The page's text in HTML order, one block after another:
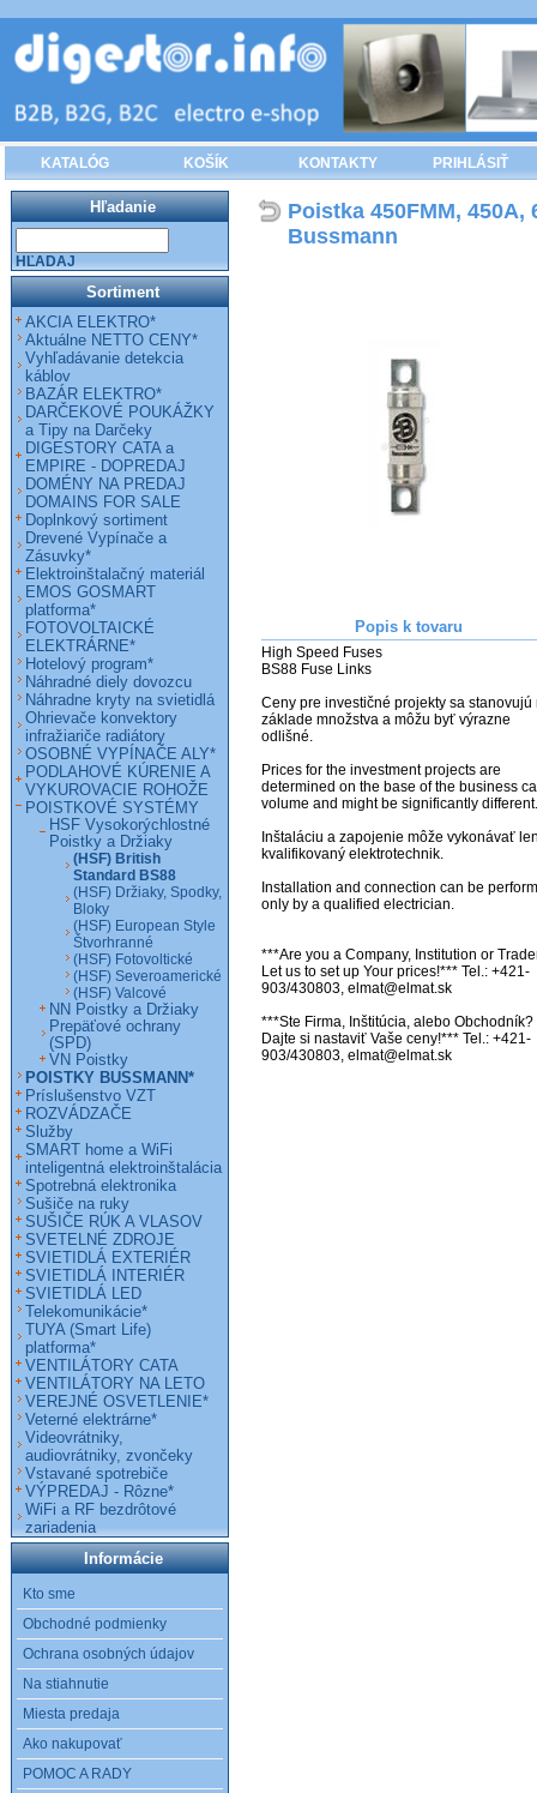
KATALÓG KOŠÍK KONTAKTY PRIHLÁSIŤ
Poistka 450FMM, 450A,
Bussmann
Popis k tovaru
High Speed Fuses
BS88 Fuse Links
Ceny pre investičné projekty sa stanovujú
základe množstva a môžu byť výrazne
odlišné.
Prices for the investment projects are
determined on the base of the business
volume and might be significantly
Inštaláciu a zapojenie môže vykonávať
kvalifikovaný elektrotechnik.
Installation and connection can be
only by a qualified electrician.
***Are you a Company, Institution or
Let us to set up Your prices!*** Tel.: +421-
903/430803, elmat@elmat.sk
***Ste Firma, Inštitúcia, alebo Obchodník?
Dajte si nastaviť Vaše ceny!*** Tel.: +421-
Hľadanie
HĽADAJ
Sortiment
AKCIA ELEKTRO*
Aktuálne NETTO CENY*
Vyhľadávanie detekcia
káblov
BAZÁR ELEKTRO*
DARČEKOVÉ POUKÁŽKY
a Tipy na Darčeky
DIGESTORY CATA a
EMPIRE - DOPREDAJ
DOMÉNY NA PREDAJ
DOMAINS FOR SALE
Doplnkový sortiment
Drevené Vypínače a
Zásuvky*
Elektroinštalačný materiál
EMOS GOSMART
platforma*
FOTOVOLTAICKÉ
ELEKTRÁRNE*
Hotelový program*
Náhradné diely dovozcu
Náhradne kryty na svietidlá
Ohrievače konvektory
infražiariče radiátory
OSOBNÉ VYPÍNAČE ALY*
PODLAHOVÉ KÚRENIE A
VYKUROVACIE ROHOŽE
POISTKOVÉ SYSTÉMY
HSF Vysokorýchlostné
Poistky a Držiaky
(HSF) British
Standard BS88
(HSF) Držiaky, Spodky,
Bloky
(HSF) European Style
Štvorhranné
(HSF) Fotovoltické
(HSF) Severoamerické
(HSF) Valcové
NN Poistky a Držiaky
Prepäťové ochrany
(SPD)
VN Poistky
POISTKY BUSSMANN*
Príslušenstvo VZT
ROZVÁDZAČE
Služby
SMART home a WiFi
inteligentná elektroinštalácia
Spotrebná elektronika
Sušiče na ruky
SUŠIČE RÚK A VLASOV
SVETELNÉ ZDROJE
SVIETIDLÁ EXTERIÉR
SVIETIDLÁ INTERIÉR
SVIETIDLÁ LED
Telekomunikácie*
TUYA (Smart Life)
platforma*
VENTILÁTORY CATA
VENTILÁTORY NA LETO
VEREJNÉ OSVETLENIE*
Veterné elektrárne*
Videovrátniky,
audiovrátniky, zvončeky
Vstavané spotrebiče
VÝPREDAJ - Rôzne*
WiFi a RF bezdrôtové
zariadenia
Informácie
Kto sme
Obchodné podmienky
Ochrana osobných údajov
Na stiahnutie
Miesta predaja
Ako nakupovať
POMOC A RADY